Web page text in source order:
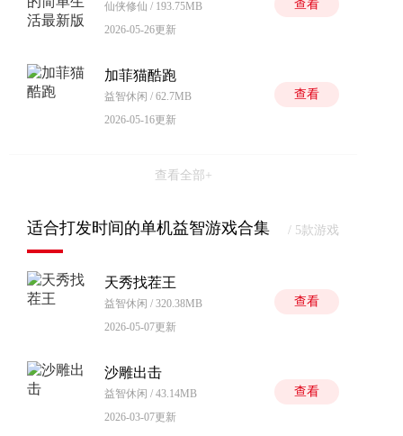
仙侠修仙 / 193.75MB
2026-05-26更新
查看
加菲猫酷跑
益智休闲 / 62.7MB
2026-05-16更新
查看
查看全部+
适合打发时间的单机益智游戏合集 / 5款游戏
天秀找茬王
益智休闲 / 320.38MB
2026-05-07更新
查看
沙雕出击
益智休闲 / 43.14MB
2026-03-07更新
查看